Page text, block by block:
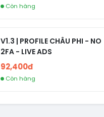
Còn hàng
V1.3 | PROFILE CHÂU PHI - NO
2FA - LIVE ADS
92,400đ
Còn hàng